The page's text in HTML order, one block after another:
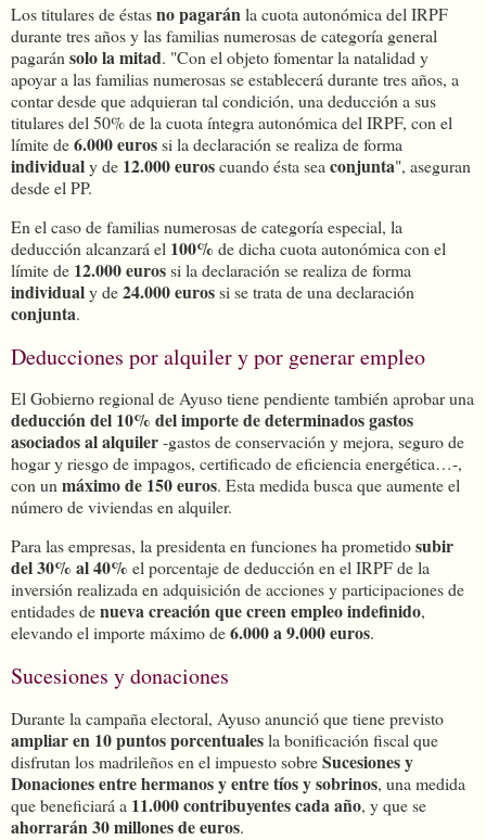
Los titulares de éstasno pagaránla cuota autonómica del IRPF
durante tres años y las familias numerosas de categoría general
pagarán solo la mitad. "Con el objeto fomentar la natalidad y
apoyar a las familias numerosas se establecerá durante tres años, a
contar desde que adquieran tal condición, una deducción a sus
titulares del 50% de la cuota íntegra autonómica del IRPF, con el
límite de6.000 eurossi la declaración se realiza de forma
individualy de 12.000 euroscuando ésta sea conjunta", aseguran
desde el PP.
En el caso de familias numerosas de categoría especial, la
deducción alcanzará el 100% de dicha cuota autonómica con el
límite de 12.000 eurossi la declaración se realiza de forma
individualy de24.000 eurossi se trata de una declaración
conjunta.
Deducciones por alquiler y por generar empleo
El Gobierno regional de Ayuso tiene pendiente también aprobar una
deducción del 10% del importe de determinados gastos
asociados al alquiler-gastos de conservación y mejora, seguro de
hogar y riesgo de impagos, certificado de eficiencia energética…-,
con unmáximo de 150 euros. Esta medida busca que aumente el
número de viviendas en alquiler.
Para las empresas, la presidenta en funciones ha prometidosubir
del 30% al 40% el porcentaje de deducción en el IRPF de la
inversión realizada en adquisición de acciones y participaciones de
entidades denueva creación que creen empleo indefinido,
elevando el importe máximo de6.000 a 9.000 euros.
Sucesiones y donaciones
Durante la campaña electoral, Ayuso anunció que tiene previsto
ampliar en 10 puntos porcentualesla bonificación fiscal que
disfrutan los madrileños en el impuesto sobreSucesiones y
Donaciones entre hermanos y entre tíos y sobrinos, una medida
que beneficiará a 11.000 contribuyentes cada año, y que se
ahorrarán 30 millones de euros.